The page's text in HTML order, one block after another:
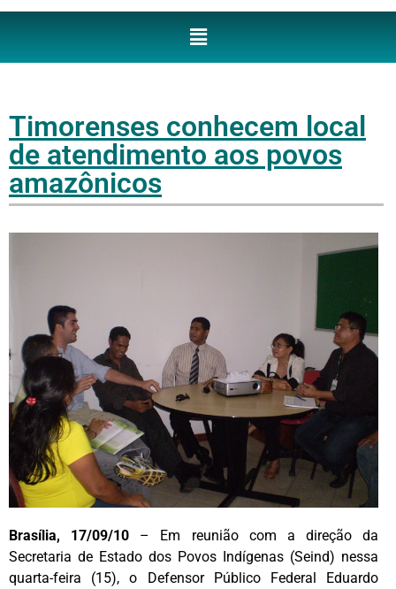
Timorenses conhecem local
de atendimento aos povos
amazônicos
Brasília, 17/09/10 – Em reunião com a direção da
Secretaria de Estado dos Povos Indígenas (Seind) nessa
quarta-feira (15), o Defensor Público Federal Eduardo